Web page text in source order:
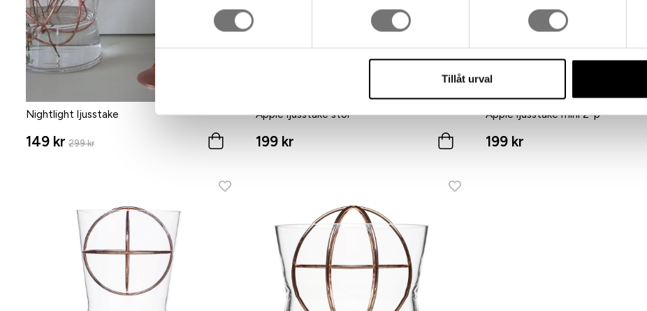
Tillåt urval
Nightlight ljusstake
149 kr 299 kr
Apple ljusstake stor
199 kr
Apple ljusstake mini 2-p
199 kr